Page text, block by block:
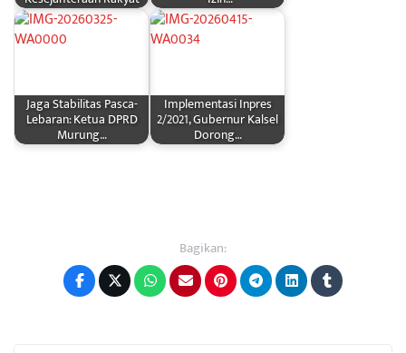
Jaga Stabilitas Pasca-
Lebaran: Ketua DPRD
Murung…
Implementasi Inpres
2/2021, Gubernur Kalsel
Dorong…
Bagikan: